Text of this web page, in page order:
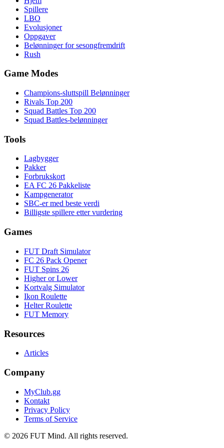
Spillere
LBO
Evolusjoner
Oppgaver
Belønninger for sesongfremdrift
Rush
Game Modes
Champions-sluttspill Belønninger
Rivals Top 200
Squad Battles Top 200
Squad Battles-belønninger
Tools
Lagbygger
Pakker
Forbrukskort
EA FC 26 Pakkeliste
Kampgenerator
SBC-er med beste verdi
Billigste spillere etter vurdering
Games
FUT Draft Simulator
FC 26 Pack Opener
FUT Spins 26
Higher or Lower
Kortvalg Simulator
Ikon Roulette
Helter Roulette
FUT Memory
Resources
Articles
Company
MyClub.gg
Kontakt
Privacy Policy
Terms of Service
© 2026 FUT Mind. All rights reserved.